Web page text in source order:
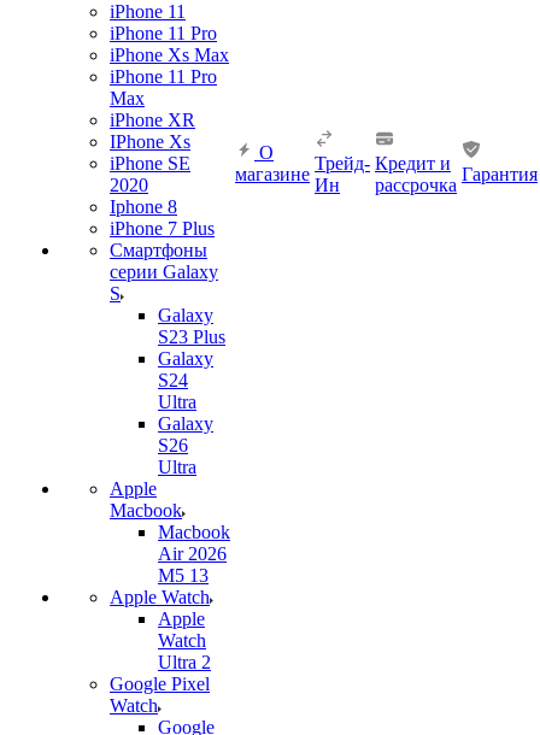
iPhone 11
iPhone 11 Pro
iPhone Xs Max
iPhone 11 Pro
Max
iPhone XR
IPhone Xs
iPhone SE
2020
Iphone 8
iPhone 7 Plus
Смартфоны
серии Galaxy
S
Galaxy
S23 Plus
Galaxy
S24
Ultra
Galaxy
S26
Ultra
Apple
Macbook
Macbook
Air 2026
M5 13
Apple Watch
Apple
Watch
Ultra 2
Google Pixel
Watch
Google
О
магазине
Трейд-
Ин
Кредит и
рассрочка
Гарантия